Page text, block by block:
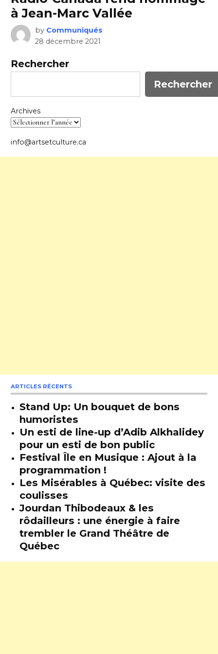
à Jean-Marc Vallée
by Communiqués
28 décembre 2021
Rechercher
Rechercher
Archives
info@artsetculture.ca
ARTICLES RÉCENTS
Stand Up: Un bouquet de bons
humoristes
Un esti de line-up d’Adib Alkhalidey
pour un esti de bon public
Festival Île en Musique : Ajout à la
programmation !
Les Misérables à Québec: visite des
coulisses
Jourdan Thibodeaux & les
rôdailleurs : une énergie à faire
trembler le Grand Théâtre de
Québec